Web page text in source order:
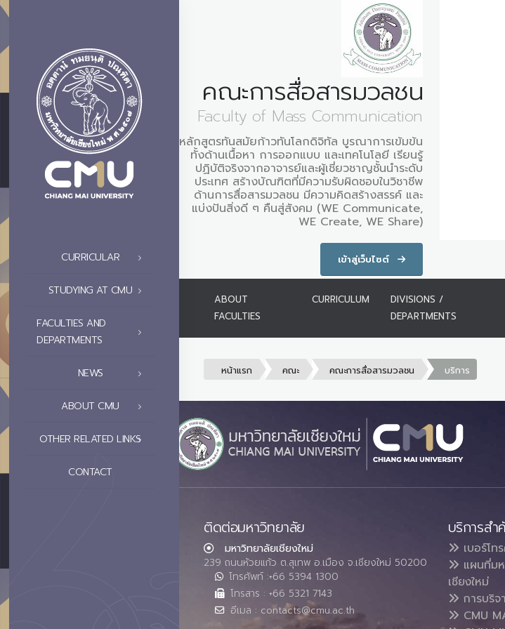
CURRICULAR
STUDYING AT CMU
FACULTIES AND
DEPARTMENTS
NEWS
ABOUT CMU
OTHER RELATED LINKS
CONTACT
คณะการสื่อสารมวลชน
Faculty of Mass Communication
หลักสูตรทันสมัยก้าวทันโลกดิจิทัล บูรณาการเข้มข้น
ทั้งด้านเนื้อหา การออกแบบ และเทคโนโลยี เรียนรู้
ปฏิบัติจริงจากอาจารย์และผู้เชี่ยวชาญชั้นนำระดับ
ประเทศ สร้างบัณฑิตที่มีความรับผิดชอบในวิชาชีพ
ด้านการสื่อสารมวลชน มีความคิดสร้างสรรค์ และ
แบ่งปันสิ่งดี ๆ คืนสู่สังคม (WE Communicate,
WE Create, WE Share)
เข้าสู่เว็บไซต์
ABOUT
FACULTIES
CURRICULUM
DIVISIONS /
DEPARTMENTS
หน้าแรก คณะ คณะการสื่อสารมวลชน บริการ
ติดต่อมหาวิทยาลัย
มหาวิทยาลัยเชียงใหม่
239 ถนนห้วยแก้ว ต.สุเทพ อ.เมือง จ.เชียงใหม่ 50200
โทรศัพท์ :+66 5394 1300
โทรสาร : +66 5321 7143
อีเมล : contacts@cmu.ac.th
บริการส
เบอร์โ
แผนที่ม
เชียงใหม่
การบริจ
CMU